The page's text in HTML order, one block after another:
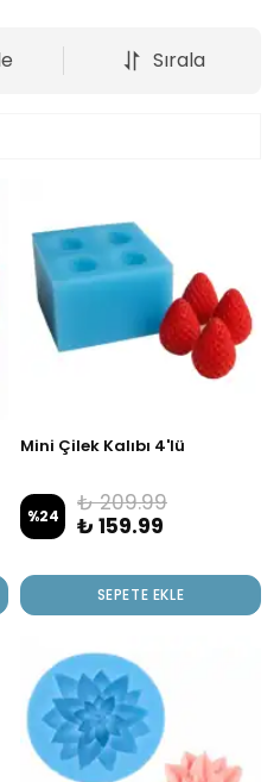
Sırala
Mini Çilek Kalıbı 4'lü
%24
₺ 209.99
₺ 159.99
SEPETE EKLE